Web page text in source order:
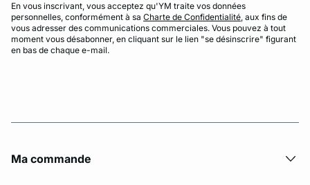
En vous inscrivant, vous acceptez qu'YM traite vos données
personnelles, conformément à sa Charte de Confidentialité, aux fins de
vous adresser des communications commerciales. Vous pouvez à tout
moment vous désabonner, en cliquant sur le lien "se désinscrire" figurant
en bas de chaque e-mail.
Ma commande